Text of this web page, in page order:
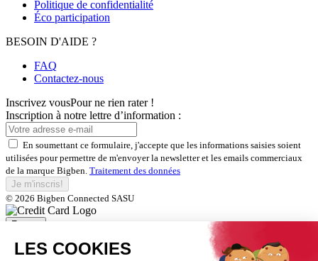
Politique de confidentialité
Éco participation
BESOIN D'AIDE ?
FAQ
Contactez-nous
Inscrivez vousPour ne rien rater !
Inscription à notre lettre d’information :
En soumettant ce formulaire, j'accepte que les informations saisies soient
utilisées pour permettre de m'envoyer la newsletter et les emails commerciaux
de la marque Bigben. Traitement des données
Je m'inscris!
© 2026 Bigben Connected SASU
Fermer
Inscrivez-vous et bénéficiez de